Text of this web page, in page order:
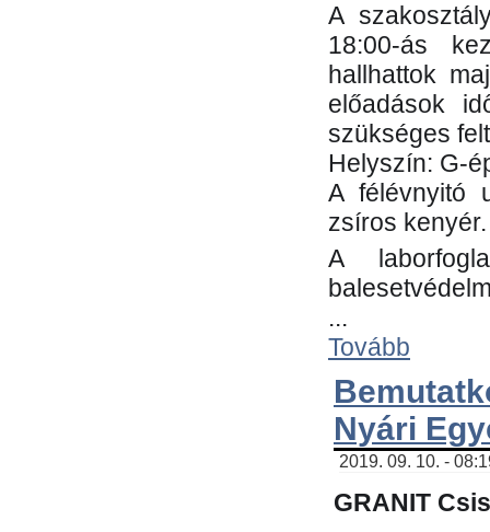
A
18:00-ás
hallhattok
előadások
szükséges
Helyszín: G-
A félévnyitó
zsíros kenyér.
A
...
Tovább
Nyári
2019. 09. 10. -
GRANIT